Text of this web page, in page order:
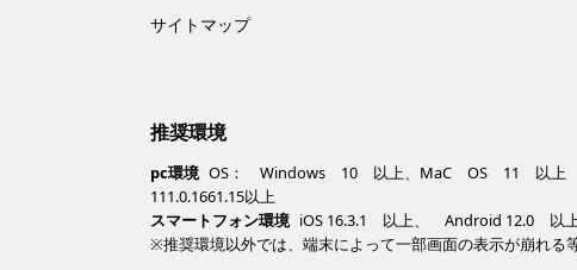
サイトマップ
推奨環境
pc環境 OS： Windows 10 以上、MaC OS 11 以上 /
111.0.1661.15以上
スマートフォン環境 iOS 16.3.1 以上、 Android 12.0 以
※推奨環境以外では、端末によって一部画面の表示が崩れる